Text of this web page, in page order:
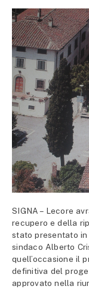
SIGNA – Lecore
recupero e della
stato presentato
sindaco Alberto
quell’occasione il
definitiva del
approvato nella